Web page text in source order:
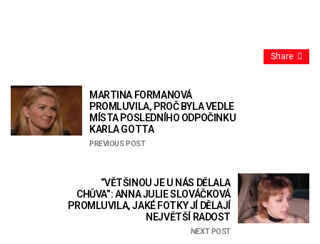
Share
MARTINA FORMANOVÁ
PROMLUVILA, PROČ BYLA VEDLE
MÍSTA POSLEDNÍHO ODPOČINKU
KARLA GOTTA
PREVIOUS POST
“VĚTŠINOU JE U NÁS DĚLALA
CHŮVA”: ANNA JULIE SLOVÁČKOVÁ
PROMLUVILA, JAKÉ FOTKY JÍ DĚLAJÍ
NEJVĚTŠÍ RADOST
NEXT POST